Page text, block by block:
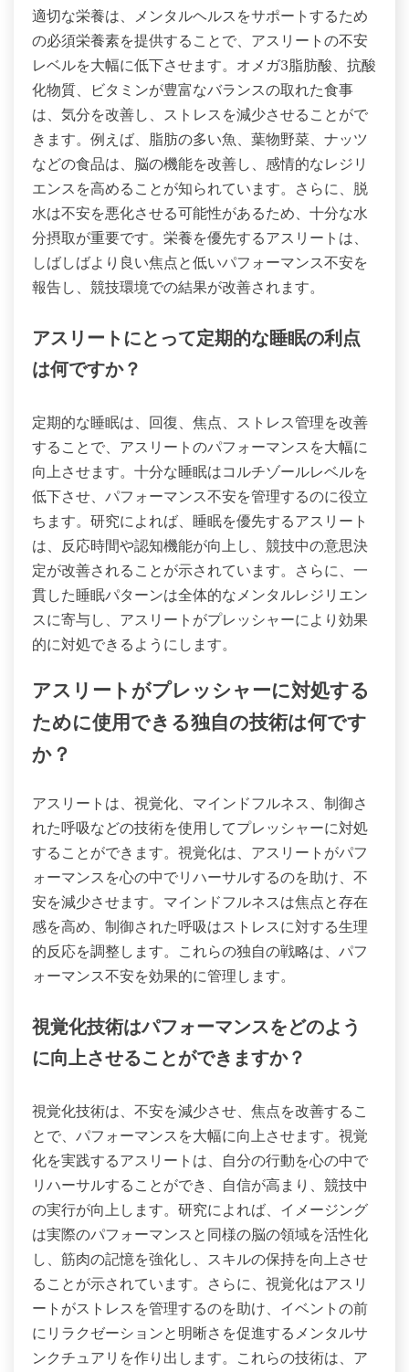
適切な栄養は、メンタルヘルスをサポートするため
の必須栄養素を提供することで、アスリートの不安
レベルを大幅に低下させます。オメガ3脂肪酸、抗酸
化物質、ビタミンが豊富なバランスの取れた食事
は、気分を改善し、ストレスを減少させることがで
きます。例えば、脂肪の多い魚、葉物野菜、ナッツ
などの食品は、脳の機能を改善し、感情的なレジリ
エンスを高めることが知られています。さらに、脱
水は不安を悪化させる可能性があるため、十分な水
分摂取が重要です。栄養を優先するアスリートは、
しばしばより良い焦点と低いパフォーマンス不安を
報告し、競技環境での結果が改善されます。
アスリートにとって定期的な睡眠の利点
は何ですか？
定期的な睡眠は、回復、焦点、ストレス管理を改善
することで、アスリートのパフォーマンスを大幅に
向上させます。十分な睡眠はコルチゾールレベルを
低下させ、パフォーマンス不安を管理するのに役立
ちます。研究によれば、睡眠を優先するアスリート
は、反応時間や認知機能が向上し、競技中の意思決
定が改善されることが示されています。さらに、一
貫した睡眠パターンは全体的なメンタルレジリエン
スに寄与し、アスリートがプレッシャーにより効果
的に対処できるようにします。
アスリートがプレッシャーに対処する
ために使用できる独自の技術は何です
か？
アスリートは、視覚化、マインドフルネス、制御さ
れた呼吸などの技術を使用してプレッシャーに対処
することができます。視覚化は、アスリートがパフ
ォーマンスを心の中でリハーサルするのを助け、不
安を減少させます。マインドフルネスは焦点と存在
感を高め、制御された呼吸はストレスに対する生理
的反応を調整します。これらの独自の戦略は、パフ
ォーマンス不安を効果的に管理します。
視覚化技術はパフォーマンスをどのよう
に向上させることができますか？
視覚化技術は、不安を減少させ、焦点を改善するこ
とで、パフォーマンスを大幅に向上させます。視覚
化を実践するアスリートは、自分の行動を心の中で
リハーサルすることができ、自信が高まり、競技中
の実行が向上します。研究によれば、イメージング
は実際のパフォーマンスと同様の脳の領域を活性化
し、筋肉の記憶を強化し、スキルの保持を向上させ
ることが示されています。さらに、視覚化はアスリ
ートがストレスを管理するのを助け、イベントの前
にリラクゼーションと明晰さを促進するメンタルサ
ンクチュアリを作り出します。これらの技術は、ア